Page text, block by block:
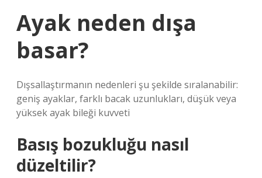
Ayak neden dışa
basar?
Dışsallaştırmanın nedenleri şu şekilde sıralanabilir:
geniş ayaklar, farklı bacak uzunlukları, düşük veya
yüksek ayak bileği kuvveti
Basış bozukluğu nasıl
düzeltilir?